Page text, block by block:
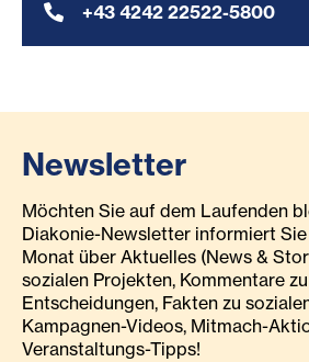
+43 4242 22522-5800
Newsletter
Möchten Sie auf dem Laufenden
Diakonie-Newsletter informiert
Monat über Aktuelles (News &
sozialen Projekten, Kommentare
Entscheidungen, Fakten zu
Kampagnen-Videos, Mitmach-
Veranstaltungs-Tipps!